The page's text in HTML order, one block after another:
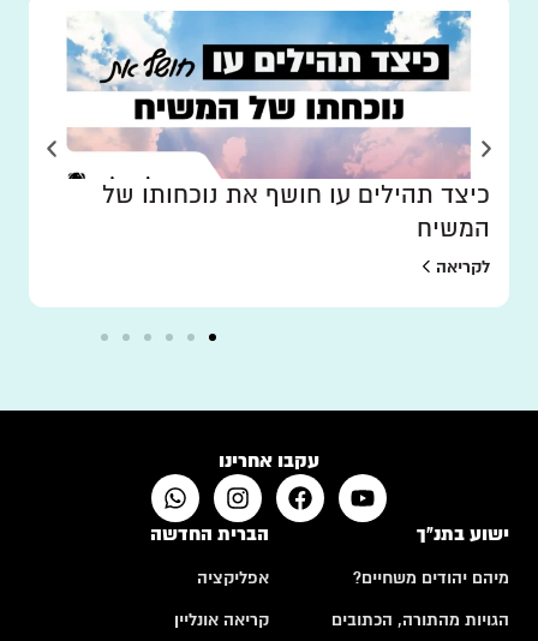
כיצד תהילים עו חושף את נוכחותו של
המשיח
לקריאה
עקבו אחרינו
ישוע בתנ"ך
מיהם יהודים משחיים?
הגויות מהתורה, הכתובים
הברית החדשה
אפליקציה
קריאה אונליין